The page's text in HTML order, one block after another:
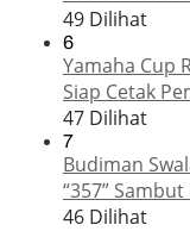
49 Dilihat
6
Yamaha Cup
Siap Cetak
47 Dilihat
7
Budiman
“357” Sambut
46 Dilihat